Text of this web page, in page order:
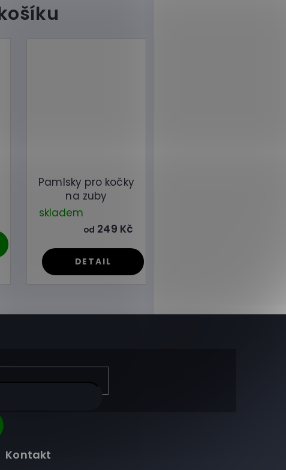
Pamlsky pro kočky
na zuby
skladem
od 249 Kč
DETAIL
Kontakt